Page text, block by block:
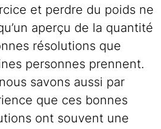
et perdre du poids ne
aperçu de la quantité
résolutions que
personnes prennent.
savons aussi par
que ces bonnes
ont souvent une